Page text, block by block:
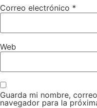
Correo electrónico *
Web
Guarda mi nombre,
navegador para la